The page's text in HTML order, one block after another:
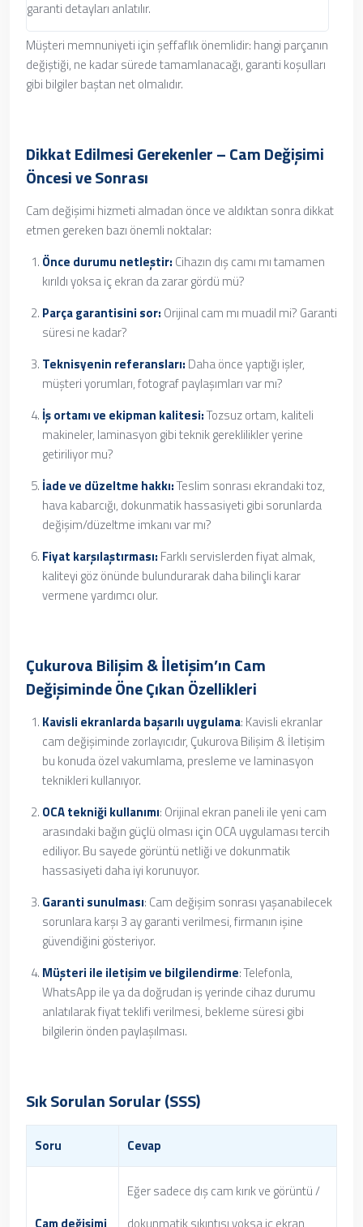
garanti detayları anlatılır.
Müşteri memnuniyeti için şeffaflık önemlidir: hangi parçanın
değiştiği, ne kadar sürede tamamlanacağı, garanti koşulları
gibi bilgiler baştan net olmalıdır.
Dikkat Edilmesi Gerekenler – Cam Değişimi
Öncesi ve Sonrası
Cam değişimi hizmeti almadan önce ve aldıktan sonra dikkat
etmen gereken bazı önemli noktalar:
Önce durumu netleştir: Cihazın dış camı mı tamamen
kırıldı yoksa iç ekran da zarar gördü mü?
Parça garantisini sor: Orijinal cam mı muadil mi? Garanti
süresi ne kadar?
Teknisyenin referansları: Daha önce yaptığı işler,
müşteri yorumları, fotograf paylaşımları var mı?
İş ortamı ve ekipman kalitesi:Tozsuz ortam, kaliteli
makineler, laminasyon gibi teknik gereklilikler yerine
getiriliyor mu?
İade ve düzeltme hakkı:Teslim sonrası ekrandaki toz,
hava kabarcığı, dokunmatik hassasiyeti gibi sorunlarda
değişim/düzeltme imkanı var mı?
Fiyat karşılaştırması: Farklı servislerden fiyat almak,
kaliteyi göz önünde bulundurarak daha bilinçli karar
vermene yardımcı olur.
Çukurova Bilişim & İletişim’ın Cam
Değişiminde Öne Çıkan Özellikleri
Kavisli ekranlarda başarılı uygulama: Kavisli ekranlar
cam değişiminde zorlayıcıdır, Çukurova Bilişim & İletişim
bu konuda özel vakumlama, presleme ve laminasyon
teknikleri kullanıyor.
OCA tekniği kullanımı: Orijinal ekran paneli ile yeni cam
arasındaki bağın güçlü olması için OCA uygulaması tercih
ediliyor. Bu sayede görüntü netliği ve dokunmatik
hassasiyeti daha iyi korunuyor.
Garanti sunulması: Cam değişim sonrası yaşanabilecek
sorunlara karşı 3 ay garanti verilmesi, firmanın işine
güvendiğini gösteriyor.
Müşteri ile iletişim ve bilgilendirme: Telefonla,
WhatsApp ile ya da doğrudan iş yerinde cihaz durumu
anlatılarak fiyat teklifi verilmesi, bekleme süresi gibi
bilgilerin önden paylaşılması.
Sık Sorulan Sorular (SSS)
Soru Cevap
Eğer sadece dış cam kırık ve görüntü /